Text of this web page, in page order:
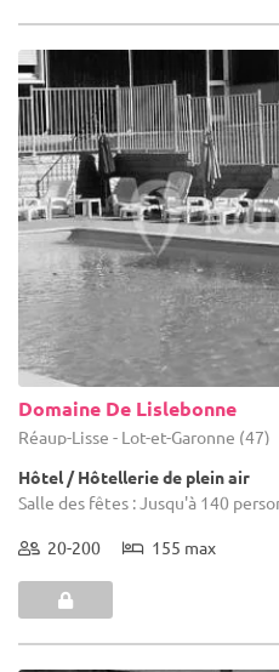
Domaine De Lislebonne
Réaup-Lisse - Lot-et-Garonne (47)
Hôtel / Hôtellerie de plein air
Salle des fêtes : Jusqu'à 140
20-200 155 max